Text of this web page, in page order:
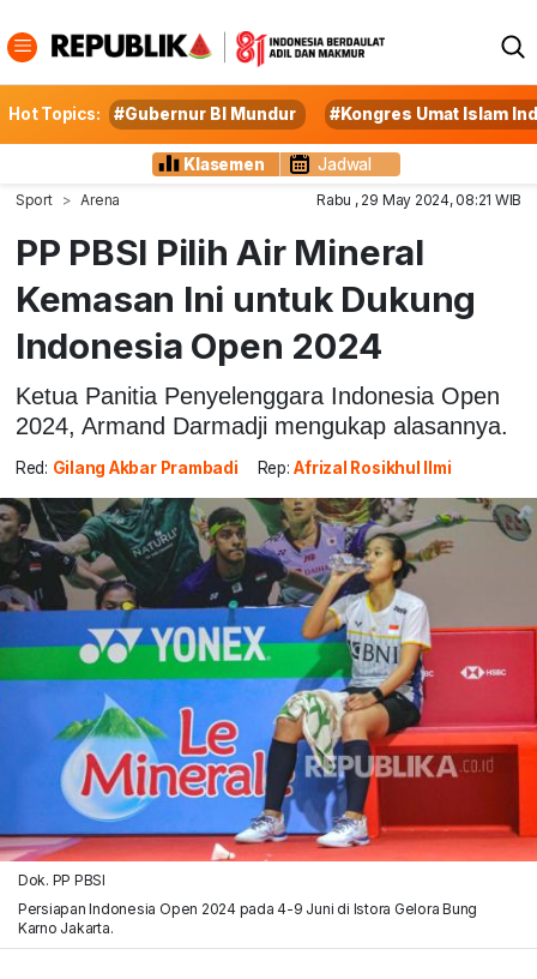
Hot Topics: #Gubernur BI Mundur #Kongres Umat Islam
Klasemen Jadwal
Sport Arena Rabu , 29 May 2024, 08:21 WIB
PP PBSI Pilih Air Mineral
Kemasan Ini untuk Dukung
Indonesia Open 2024
Ketua Panitia Penyelenggara Indonesia Open
2024, Armand Darmadji mengukap alasannya.
Red: Gilang Akbar Prambadi Rep: Afrizal Rosikhul Ilmi
Dok. PP PBSI
Persiapan Indonesia Open 2024 pada 4-9 Juni di Istora Gelora Bung
Karno Jakarta.